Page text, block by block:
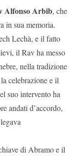
Alfonso Arbib, che
in sua memoria.
Lechà, e il fatto
il Rav ha messo
nella tradizione
celebrazione e il
suo intervento ha
andati d’accordo,
di Abramo e il